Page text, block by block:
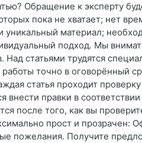
Обращение к эксперту
пока не хватает; нет
уникальный материал;
подход. Мы
статьями трудятся
точно в оговорённый
статья проходит
внести правки в
после того, как вы
прост и
пожелания. Получите